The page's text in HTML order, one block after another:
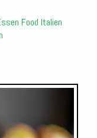
Food Italien